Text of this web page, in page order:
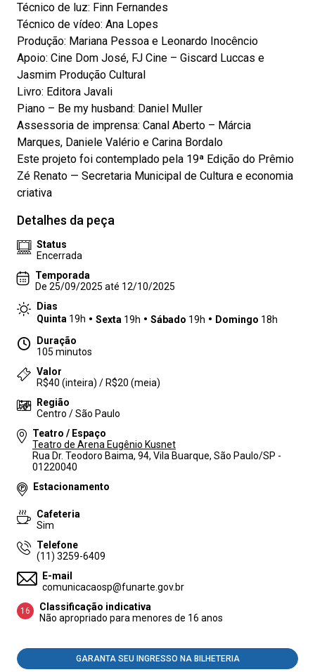
Técnico de luz: Finn Fernandes
Técnico de vídeo: Ana Lopes
Produção: Mariana Pessoa e Leonardo Inocêncio
Apoio: Cine Dom José, FJ Cine – Giscard Luccas e
Jasmim Produção Cultural
Livro: Editora Javali
Piano – Be my husband: Daniel Muller
Assessoria de imprensa: Canal Aberto – Márcia
Marques, Daniele Valério e Carina Bordalo
Este projeto foi contemplado pela 19ª Edição do Prêmio
Zé Renato — Secretaria Municipal de Cultura e economia
criativa
Detalhes da peça
Status
Encerrada
Temporada
De 25/09/2025 até 12/10/2025
Dias
Quinta 19h Sexta 19h Sábado 19h Domingo 18h
Duração
105 minutos
Valor
R$40 (inteira) / R$20 (meia)
Região
Centro / São Paulo
Teatro / Espaço
Teatro de Arena Eugênio Kusnet
Rua Dr. Teodoro Baima, 94, Vila Buarque, São Paulo/SP -
01220040
Estacionamento
Cafeteria
Sim
Telefone
(11) 3259-6409
E-mail
comunicacaosp@funarte.gov.br
16
Classificação indicativa
Não apropriado para menores de 16 anos
GARANTA SEU INGRESSO NA BILHETERIA